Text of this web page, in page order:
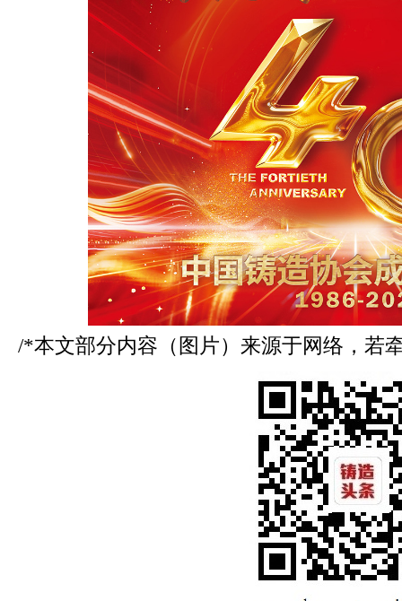
/*本文部分内容（图片）来源于网络，若